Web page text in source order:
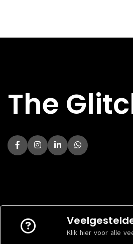
ONDERSTEUNING
The
Klik hier voor alle